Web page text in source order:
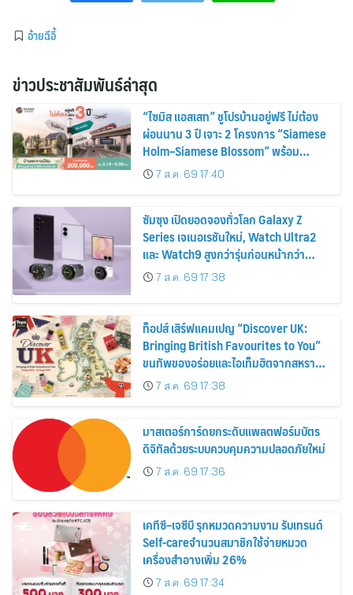
อ้ายฉีอี้
ข่าวประชาสัมพันธ์ล่าสุด
“ไซมิส แอสเสท” ชูโปรบ้านอยู่ฟรี ไม่ต้อง
ผ่อนนาน 3 ปี เจาะ 2 โครงการ “Siamese
Holm–Siamese Blossom” พร้อม
ส่วนลดและสิทธิพิเศษถึง 31 สิงหาคม
2569
7 ส.ค. 69 17:40
ซัมซุง เปิดยอดจองทั่วโลก Galaxy Z
Series เจเนอเรชันใหม่, Watch Ultra2
และ Watch9 สูงกว่ารุ่นก่อนหน้ากว่า
30%7 ส.ค. 69 17:38
ท็อปส์ เสิร์ฟแคมเปญ “Discover UK:
Bringing British Favourites to You”
ขนทัพของอร่อยและไอเท็มฮิตจากสหราช
อาณาจักร ส่งตรงถึงมือตั้งแต่วันนี้ – 18
สิงหาคมนี้
7 ส.ค. 69 17:38
มาสเตอร์การ์ดยกระดับแพลตฟอร์มบัตร
ดิจิทัลด้วยระบบควบคุมความปลอดภัยใหม่
7 ส.ค. 69 17:36
เคทีซี–เจซีบี รุกหมวดความงาม รับเทรนด์
Self-careจำนวนสมาชิกใช้จ่ายหมวด
เครื่องสำอางเพิ่ม 26%
7 ส.ค. 69 17:34